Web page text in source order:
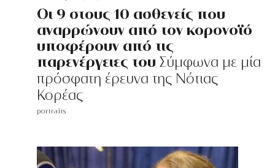
Οι 9 στους 10 ασθενείς που
αναρρώνουν από τον κορονοϊό
υποφέρουν από τις
παρενέργειες του Σύμφωνα με μία
πρόσφατη έρευνα της Νότιας
Κορέας
portraits